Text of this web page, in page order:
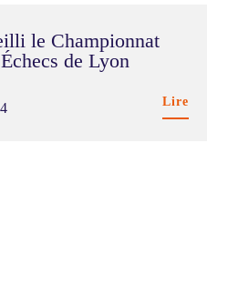
le Championnat
de Lyon
Lire